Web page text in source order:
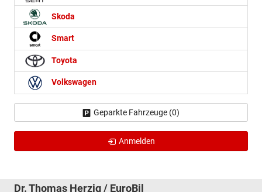
Skoda
Smart
Toyota
Volkswagen
Geparkte Fahrzeuge (0)
Anmelden
Dr. Thomas Herzig / EuroBil